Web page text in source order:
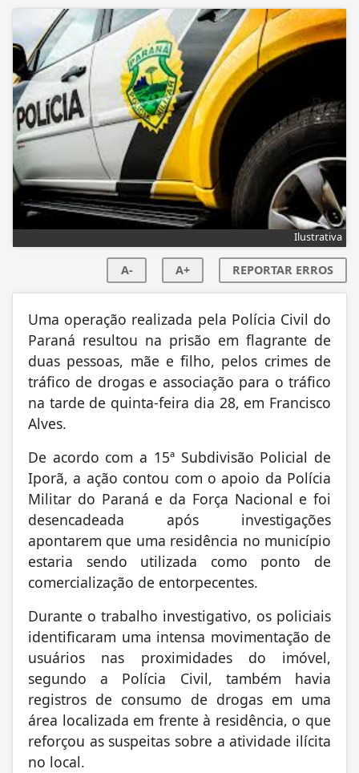
Ilustrativa
A- A+ REPORTAR ERROS
Uma operação realizada pela Polícia Civil do
Paraná resultou na prisão em flagrante de
duas pessoas, mãe e filho, pelos crimes de
tráfico de drogas e associação para o tráfico
na tarde de quinta-feira dia 28, em Francisco
Alves.
De acordo com a 15ª Subdivisão Policial de
Iporã, a ação contou com o apoio da Polícia
Militar do Paraná e da Força Nacional e foi
desencadeada após investigações
apontarem que uma residência no município
estaria sendo utilizada como ponto de
comercialização de entorpecentes.
Durante o trabalho investigativo, os policiais
identificaram uma intensa movimentação de
usuários nas proximidades do imóvel,
segundo a Polícia Civil, também havia
registros de consumo de drogas em uma
área localizada em frente à residência, o que
reforçou as suspeitas sobre a atividade ilícita
no local.